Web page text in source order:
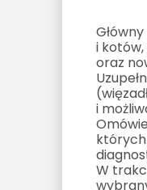
i
oraz
i
W